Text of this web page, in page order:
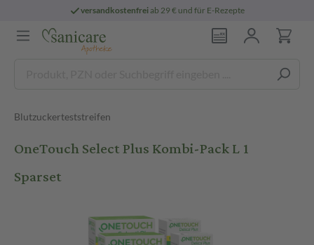
versandkostenfreiab 29 € und für E-Rezepte
Blutzuckerteststreifen
OneTouch Select Plus Kombi-Pack L 1
Sparset